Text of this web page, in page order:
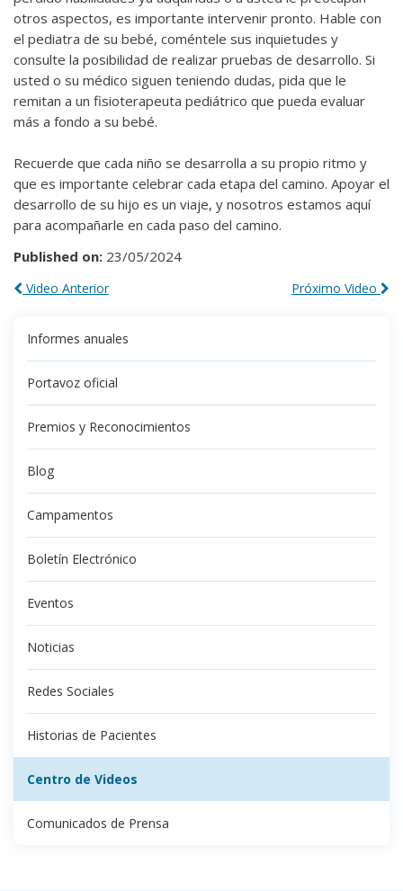
otros aspectos, es importante intervenir pronto. Hable con
el pediatra de su bebé, coméntele sus inquietudes y
consulte la posibilidad de realizar pruebas de desarrollo. Si
usted o su médico siguen teniendo dudas, pida que le
remitan a un fisioterapeuta pediátrico que pueda evaluar
más a fondo a su bebé.
Recuerde que cada niño se desarrolla a su propio ritmo y
que es importante celebrar cada etapa del camino. Apoyar el
desarrollo de su hijo es un viaje, y nosotros estamos aquí
para acompañarle en cada paso del camino.
Published on: 23/05/2024
Próximo Video
Video Anterior
Informes anuales
Portavoz oficial
Premios y Reconocimientos
Blog
Campamentos
Boletín Electrónico
Eventos
Noticias
Redes Sociales
Historias de Pacientes
Centro de Videos
Comunicados de Prensa